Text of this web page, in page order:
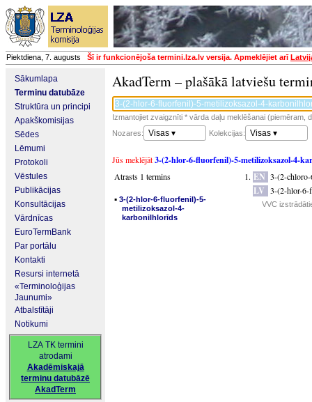
Piektdiena, 7. augusts Šī ir funkcionējoša termini.lza.lv versija. Apmeklējiet arī
Sākumlapa
Terminu datubāze
Struktūra un principi
Apakškomisijas
Sēdes
Lēmumi
Protokoli
Vēstules
Publikācijas
Konsultācijas
Vārdnīcas
EuroTermBank
Par portālu
Kontakti
Resursi internetā
«Terminoloģijas
Jaunumi»
Atbalstītāji
Notikumi
LZA TK termini
atrodami
Akadēmiskajā
terminu datubāzē
AkadTerm
AkadTerm – plašākā latviešu
Izmantojiet zvaigznīti * vārda daļu meklēšanai (piemēram,
Nozares:
Visas ▾ Kolekcijas: Visas ▾
Jūs meklējāt3-(2-hlor-6-fluorfenil)-5-metilizoksazol-4-
Atrasts 1 termins
▪ 3-(2-hlor-6-fluorfenil)-5-
metilizoksazol-4-
karbonilhlorīds
EN 3-(2-
LV 3-(2-hlor-6-
VVC